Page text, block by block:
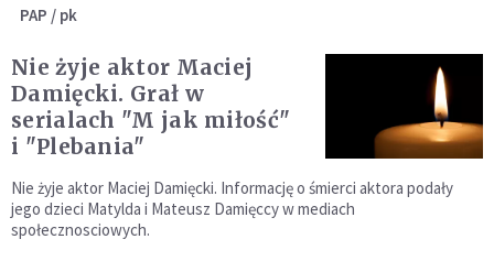
PAP / pk
Nie żyje aktor Maciej
Damięcki. Grał w
serialach "M jak miłość"
i "Plebania"
Nie żyje aktor Maciej Damięcki. Informację o śmierci aktora podały
jego dzieci Matylda i Mateusz Damięccy w mediach
społecznosciowych.